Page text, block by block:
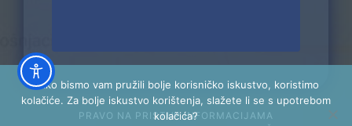
PRAVO NA PRISTUP INFORMACIJAMA
Kako bismo vam pružili bolje korisničko iskustvo, koristimo
kolačiće. Za bolje iskustvo korištenja, slažete li se s upotrebom
kolačića?